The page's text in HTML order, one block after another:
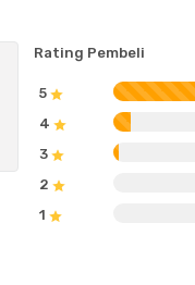
Rating Pembeli
5
4
3
2
1